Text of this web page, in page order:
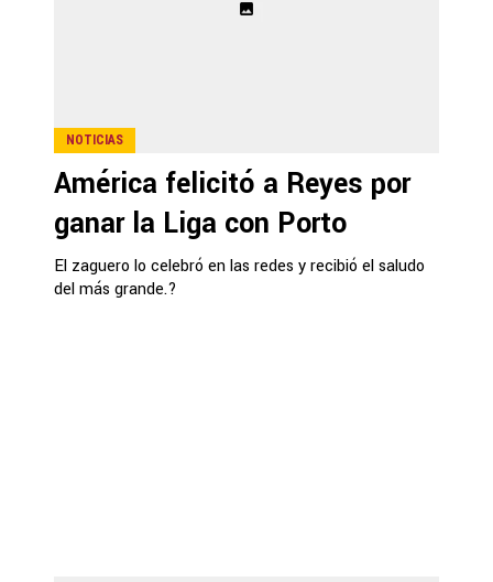
NOTICIAS
América felicitó a Reyes por
ganar la Liga con Porto
El zaguero lo celebró en las redes y recibió el saludo
del más grande.?